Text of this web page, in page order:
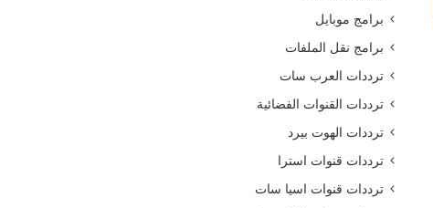
برامج موبايل
برامج نقل الملفات
ترددات العرب سات
ترددات القنوات الفضائية
ترددات الهوت بيرد
ترددات قنوات استرا
ترددات قنوات اسيا سات